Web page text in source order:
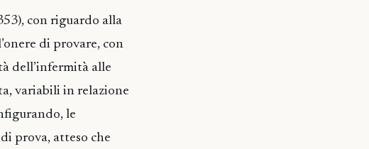
con riguardo alla
di provare, con
dell’infermità alle
variabili in relazione
le
prova, atteso che